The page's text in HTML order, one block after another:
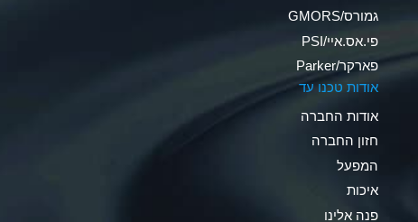
גמורס/GMORS
פי.אס.איי/PSI
פארקר/Parker
אודות טכנו עד
אודות החברה
חזון החברה
המפעל
איכות
פנה אלינו